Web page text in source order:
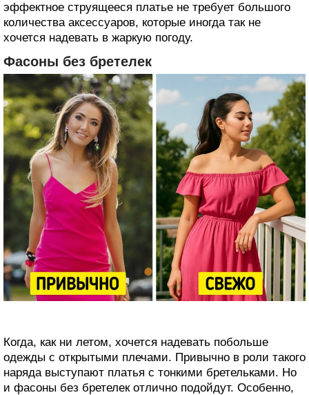
эффектное струящееся платье не требует большого
количества аксессуаров, которые иногда так не
хочется надевать в жаркую погоду.
Фасоны без бретелек
Когда, как ни летом, хочется надевать побольше
одежды с открытыми плечами. Привычно в роли такого
наряда выступают платья с тонкими бретельками. Но
и фасоны без бретелек отлично подойдут. Особенно,